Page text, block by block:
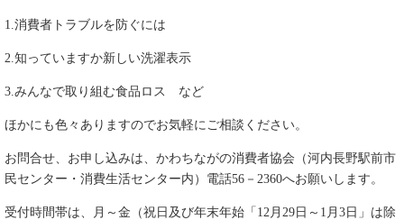
1.消費者トラブルを防ぐには
2.知っていますか新しい洗濯表示
3.みんなで取り組む食品ロス など
ほかにも色々ありますのでお気軽にご相談ください。
お問合せ、お申し込みは、かわちながの消費者協会（河内長野駅前市
民センター・消費生活センター内）電話56－2360へお願いします。
受付時間帯は、月～金（祝日及び年末年始「12月29日～1月3日」は除